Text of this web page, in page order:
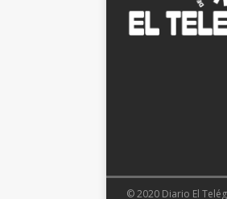
© 2020 Diario El